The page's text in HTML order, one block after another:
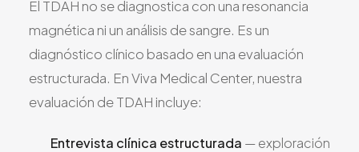
El TDAH no se diagnostica con una resonancia
magnética ni un análisis de sangre. Es un
diagnóstico clínico basado en una evaluación
estructurada. En Viva Medical Center, nuestra
evaluación de TDAH incluye:
Entrevista clínica estructurada — exploración